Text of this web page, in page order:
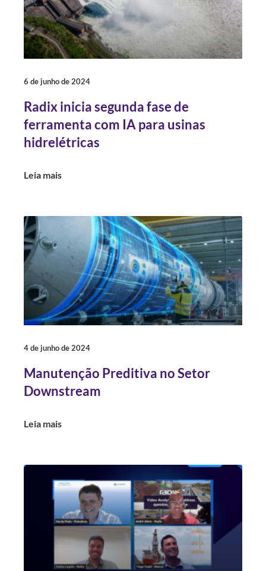
Radix inicia segunda fase de
ferramenta com IA para usinas
hidrelétricas
Leia mais
6 de junho de 2024
Manutenção Preditiva no Setor
Downstream
Leia mais
4 de junho de 2024